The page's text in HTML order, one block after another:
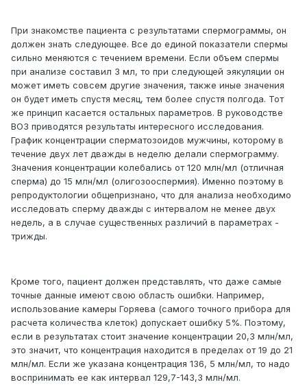
При знакомстве пациента с результатами спермограммы, он
должен знать следующее. Все до единой показатели спермы
сильно меняются с течением времени. Если объем спермы
при анализе составил 3 мл, то при следующей эякуляции он
может иметь совсем другие значения, также иные значения
он будет иметь спустя месяц, тем более спустя полгода. Тот
же принцип касается остальных параметров. В руководстве
ВОЗ приводятся результаты интересного исследования.
График концентрации сперматозоидов мужчины, которому в
течение двух лет дважды в неделю делали спермограмму.
Значения концентрации колебались от 120 млн/мл (отличная
сперма) до 15 млн/мл (олигозооспермия). Именно поэтому в
репродуктологии общепризнано, что для анализа необходимо
исследовать сперму дважды с интервалом не менее двух
недель, а в случае существенных различий в параметрах -
трижды.
Кроме того, пациент должен представлять, что даже самые
точные данные имеют свою область ошибки. Например,
использование камеры Горяева (самого точного прибора для
расчета количества клеток) допускает ошибку 5%. Поэтому,
если в результатах стоит значение концентрации 20,3 млн/мл,
это значит, что концентрация находится в пределах от 19 до 21
млн/мл. Если же указана концентрация 136, 5 млн/мл, то надо
воспринимать ее как интервал 129,7-143,3 млн/мл.